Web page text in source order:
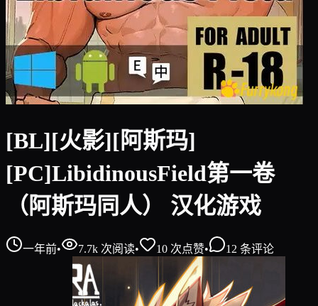
[BL][火影][阿斯玛]
[PC]LibidinousField第一卷
（阿斯玛同人） 汉化游戏
一年前• 7.7k 次阅读• 10 次点赞• 12 条评论